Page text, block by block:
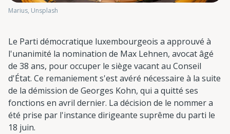
Marius, Unsplash
Le Parti démocratique luxembourgeois a approuvé à
l'unanimité la nomination de Max Lehnen, avocat âgé
de 38 ans, pour occuper le siège vacant au Conseil
d'État. Ce remaniement s'est avéré nécessaire à la suite
de la démission de Georges Kohn, qui a quitté ses
fonctions en avril dernier. La décision de le nommer a
été prise par l'instance dirigeante suprême du parti le
18 juin.